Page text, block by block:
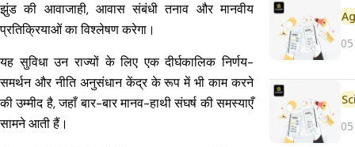
झुंड की आवाजाही, आवास संबंधी तनाव और मानवीय
प्रतिक्रियाओं का विश्लेषण करेगा।
यह सुविधा उन राज्यों के लिए एक दीर्घकालिक निर्णय-
समर्थन और नीति अनुसंधान केंद्र के रूप में भी काम करने
की उम्मीद है, जहाँ बार-बार मानव-हाथी संघर्ष की समस्याएँ
सामने आती हैं।